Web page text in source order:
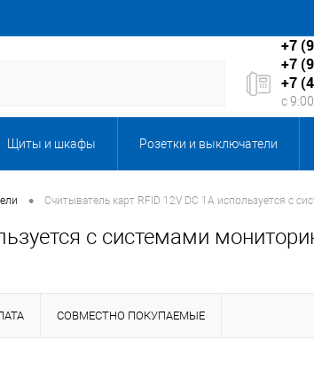
+7
+7
+7
с
Щиты и шкафы Розетки и выключатели
техника Запорная и регулирующая арматура
Каталог подарков Клининговое
• Считыватель карт RFID 12V DC 1A используется с
с системами
СОВМЕСТНО ПОКУПАЕМЫЕ